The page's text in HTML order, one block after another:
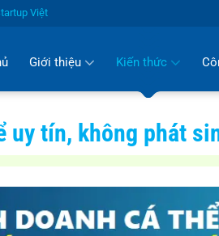
Việt
Giới thiệu Kiến thức
uy tín, không phát